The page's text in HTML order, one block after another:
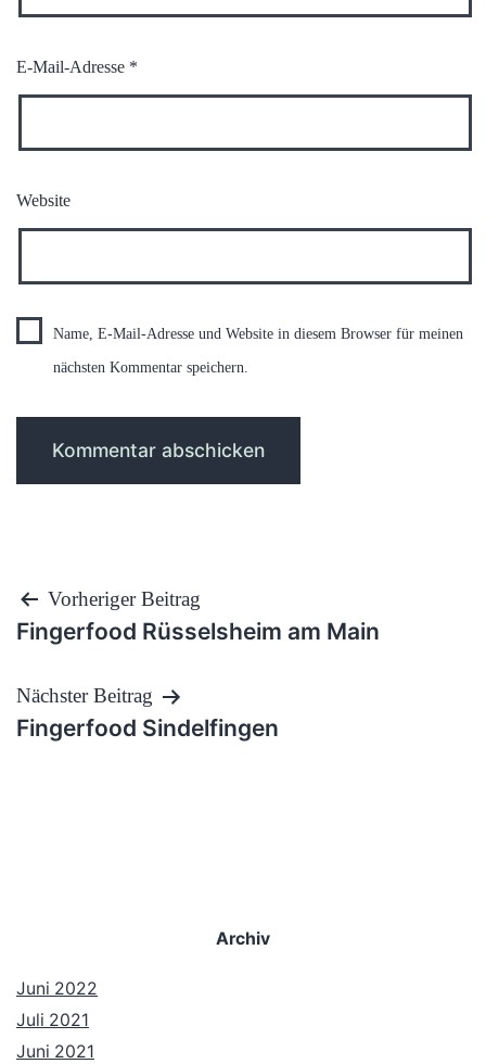
E-Mail-Adresse *
Website
Name, E-Mail-Adresse und Website in diesem Browser für meinen
nächsten Kommentar speichern.
Beitragsnavigation
Vorheriger Beitrag
Fingerfood Rüsselsheim am Main
Nächster Beitrag
Fingerfood Sindelfingen
Archiv
Juni 2022
Juli 2021
Juni 2021